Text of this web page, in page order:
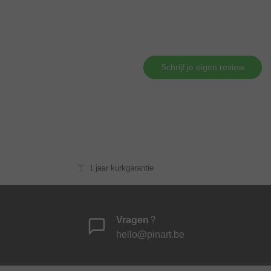
Schrijf je eigen review
1 jaar kurkgarantie
Vragen?
hello@pinart.be